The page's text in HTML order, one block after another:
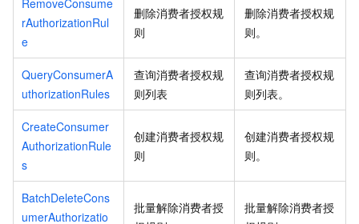
RemoveConsume
rAuthorizationRul
e
删除消费者授权规
则
删除消费者授权规
则。
QueryConsumerA
uthorizationRules
查询消费者授权规
则列表
查询消费者授权规
则列表。
CreateConsumer
AuthorizationRule
s
创建消费者授权规
则
创建消费者授权规
则。
BatchDeleteCons
umerAuthorizatio
批量解除消费者授
批量解除消费者授